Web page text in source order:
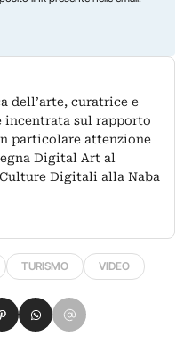
dell’arte, curatrice e
incentrata sul rapporto
particolare attenzione
Digital Art al
Digitali alla Naba
TURISMO VIDEO
Xsu LinkedIn
su Pinterest
Condividi su WhatsApp
Condividi su Email